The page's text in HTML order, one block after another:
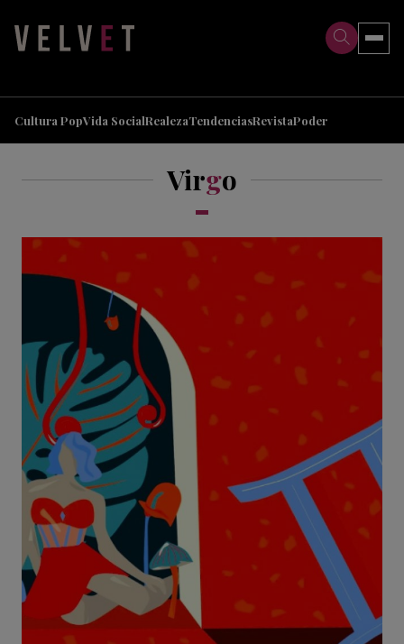
Cultura PopVida SocialRealezaTendenciasRevistaPoder
Virgo